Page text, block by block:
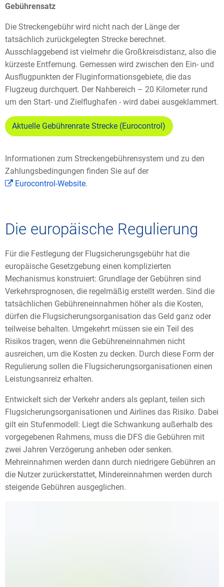
Gebührensatz
Die Streckengebühr wird nicht nach der Länge der
tatsächlich zurückgelegten Strecke berechnet.
Ausschlaggebend ist vielmehr die Großkreisdistanz, also die
kürzeste Entfernung. Gemessen wird zwischen den Ein- und
Ausflugpunkten der Fluginformationsgebiete, die das
Flugzeug durchquert. Der Nahbereich – 20 Kilometer rund
um den Start- und Zielflughafen - wird dabei ausgeklammert.
Aktuelle Gebührenrate Strecke (Eurocontrol)
Informationen zum Streckengebührensystem und zu den
Zahlungsbedingungen finden Sie auf der
Eurocontrol-Website.
Die europäische Regulierung
Für die Festlegung der Flugsicherungsgebühr hat die
europäische Gesetzgebung einen komplizierten
Mechanismus konstruiert: Grundlage der Gebühren sind
Verkehrsprognosen, die regelmäßig erstellt werden. Sind die
tatsächlichen Gebühreneinnahmen höher als die Kosten,
dürfen die Flugsicherungsorganisation das Geld ganz oder
teilweise behalten. Umgekehrt müssen sie ein Teil des
Risikos tragen, wenn die Gebühreneinnahmen nicht
ausreichen, um die Kosten zu decken. Durch diese Form der
Regulierung sollen die Flugsicherungsorganisationen einen
Leistungsanreiz erhalten.
Entwickelt sich der Verkehr anders als geplant, teilen sich
Flugsicherungsorganisationen und Airlines das Risiko. Dabei
gilt ein Stufenmodell: Liegt die Schwankung außerhalb des
vorgegebenen Rahmens, muss die DFS die Gebühren mit
zwei Jahren Verzögerung anheben oder senken.
Mehreinnahmen werden dann durch niedrigere Gebühren an
die Nutzer zurückerstattet, Mindereinnahmen werden durch
steigende Gebühren ausgeglichen.